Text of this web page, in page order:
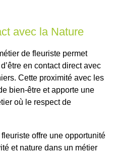
avec la Nature
de fleuriste permet
en contact direct avec
Cette proximité avec les
bien-être et apporte une
où le respect de
offre une opportunité
et nature dans un métier